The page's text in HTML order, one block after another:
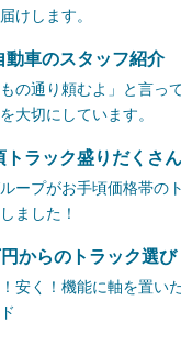
けします。
動車のスタッフ紹介
もの通り頼むよ」と言っ
大切にしています。
トラック盛りだくさ
ープがお手頃価格帯の
ました！
からのトラック選び
安く！機能に軸を置い